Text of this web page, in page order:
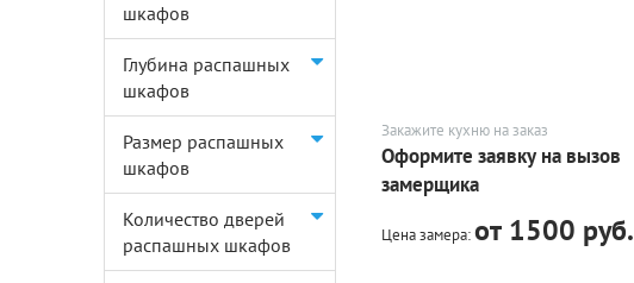
шкафов
Глубина распашных
шкафов
Размер распашных
шкафов
Количество дверей
распашных шкафов
Закажите кухню на заказ
Оформите заявку на вызов
замерщика
Цена замера:от 1500 руб.